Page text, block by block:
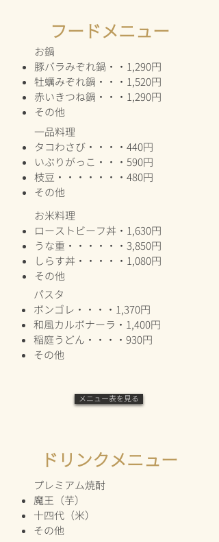
​フードメニュー
お鍋
豚バラみぞれ鍋・・1,290円
牡蠣みぞれ鍋・・・1,520円
赤いきつね鍋・・・1,290円
​その他
一品料理
タコわさび・・・・440円
いぶりがっこ・・・590円
枝豆・・・・・・・480円
​その他
お米料理
ローストビーフ丼・1,630円
うな重・・・・・・3,850円
しらす丼・・・・・1,080円
​その他
パスタ
ボンゴレ・・・・1,370円
和風カルボナーラ・1,400円
稲庭うどん・・・・930円
​その他
メニュー表を見る
ドリンクメニュー
プレミアム焼酎​
魔王（芋）
十四代（米）
​その他